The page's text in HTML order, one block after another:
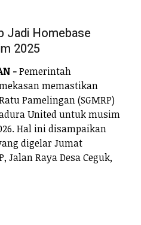
Jadi Homebase
2025
-Pemerintah
memastikan
Pamelingan (SGMRP)
United untuk musim
Hal ini disampaikan
digelar Jumat
Jalan Raya Desa Ceguk,